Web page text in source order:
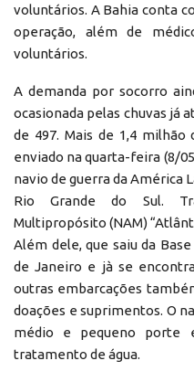
voluntários. A Bahia conta
operação, além de
voluntários.
A demanda por socorro
ocasionada pelas chuvas já
de 497. Mais de 1,4
enviado na quarta-feira (8/
navio de guerra da América
Rio Grande do Sul.
Multipropósito (NAM)
Além dele, que saiu da
de Janeiro e jà se
outras embarcações
doações e suprimentos. O
médio e pequeno porte
tratamento de água.